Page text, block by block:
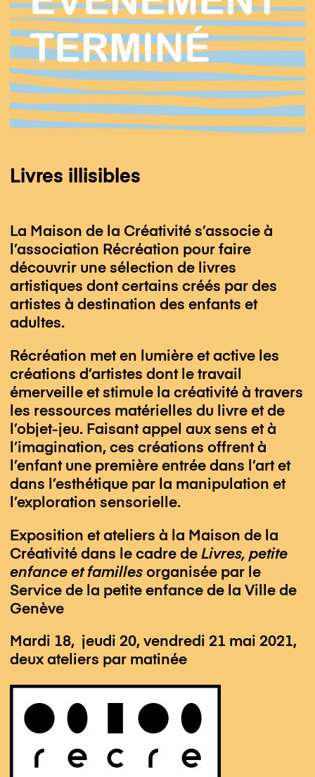
Actualités
Label MC
Label MC
Contact
Facebook
mdlc.instagram
Newsletter
Livres illisibles
La Maison de la Créativité s’associe à
l’association Récréation pour faire
découvrir une sélection de livres
artistiques dont certains créés par des
artistes à destination des enfants et
adultes.
Récréation met en lumière et active les
créations d’artistes dont le travail
émerveille et stimule la créativité à travers
les ressources matérielles du livre et de
l’objet-jeu. Faisant appel aux sens et à
l’imagination, ces créations offrent à
l’enfant une première entrée dans l’art et
dans l’esthétique par la manipulation et
l’exploration sensorielle.
Exposition et ateliers à la Maison de la
Créativité dans le cadre de Livres, petite
enfance et familles organisée par le
Service de la petite enfance de la Ville de
Genève
Mardi 18, jeudi 20, vendredi 21 mai 2021,
deux ateliers par matinée